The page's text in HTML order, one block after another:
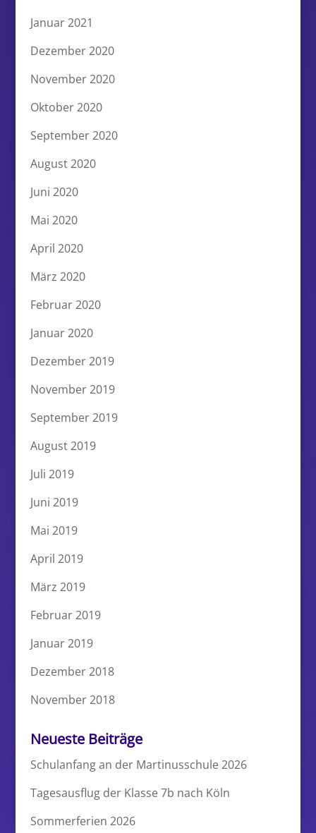
Januar 2021
Dezember 2020
November 2020
Oktober 2020
September 2020
August 2020
Juni 2020
Mai 2020
April 2020
März 2020
Februar 2020
Januar 2020
Dezember 2019
November 2019
September 2019
August 2019
Juli 2019
Juni 2019
Mai 2019
April 2019
März 2019
Februar 2019
Januar 2019
Dezember 2018
November 2018
Neueste Beiträge
Schulanfang an der Martinusschule 2026
Tagesausflug der Klasse 7b nach Köln
Sommerferien 2026